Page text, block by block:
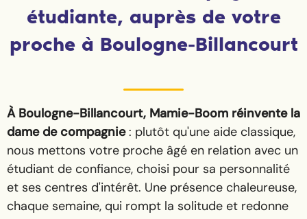
étudiante, auprès de votre
proche à Boulogne-Billancourt
À Boulogne-Billancourt, Mamie-Boom réinvente la
dame de compagnie: plutôt qu'une aide classique,
nous mettons votre proche âgé en relation avec un
étudiant de confiance, choisi pour sa personnalité
et ses centres d'intérêt. Une présence chaleureuse,
chaque semaine, qui rompt la solitude et redonne